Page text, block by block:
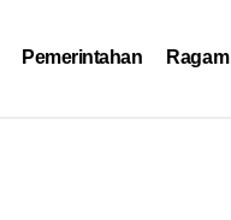
Pemerintahan Ragam